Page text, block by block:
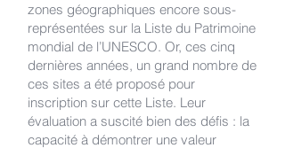
zones géographiques encore sous-
représentées sur la Liste du Patrimoine
mondial de l’UNESCO. Or, ces cinq
dernières années, un grand nombre de
ces sites a été proposé pour
inscription sur cette Liste. Leur
évaluation a suscité bien des défis : la
capacité à démontrer une valeur